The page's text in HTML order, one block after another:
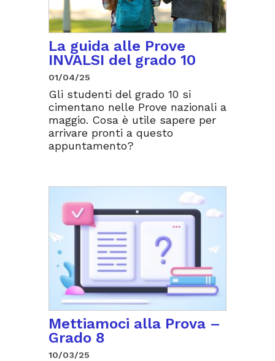
La guida alle Prove
INVALSI del grado 10
01/04/25
Gli studenti del grado 10 si
cimentano nelle Prove nazionali a
maggio. Cosa è utile sapere per
arrivare pronti a questo
appuntamento?
Mettiamoci alla Prova –
Grado 8
10/03/25